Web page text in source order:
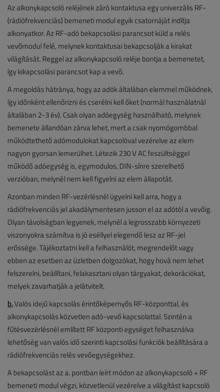
Az alkonykapcsoló reléjének záró kontaktusa egy univerzális RF-
(rádiófrekvenciás) bemeneti modul egyik csatornáját indítja
alkonyatkor. Az RF-adó bekapcsolási parancsot küld a relés
vevőmodul felé, melynek kontaktusai bekapcsolják a kirakat
világítását. Reggel az alkonykapcsoló reléje bontja a bemenetet,
így kikapcsolási parancsot kap a vevő.
A megoldás hátránya, hogy az adók általában elemmel működnek,
így időnként ellenőrizni és cserélni kell őket (normál használatnál
általában 2-3 év). Csak olyan adóegység használható, melynek
bemenete állandóan zárva lehet, mert a csak nyomógombbal
működtethető adómodulokat kapcsolóval vezérelve az elem
nagyon gyorsan lemerülhet. Létezik 230 V AC feszültséggel
működő adóegység is, egymodulos, DIN-sínre szerelhető
verzióban, melynél nem kell figyelni az elem állapotát.
Azonban minden RF-vezérlésnél ügyelni kell arra, hogy a
rádiófrekvenciás jel akadálymentesen jusson el az adótól a vevőig.
Olyan távolságban legyenek, melynél a legrosszabb környezeti
viszonyokra számítva is jó eséllyel elegendő lesz az RF-jel
erőssége. Tájékoztatni kell a felhasználót, megrendelőt vagy
ebben az esetben az üzletben dolgozókat, hogy hová nem lehet
felszerelni, beállítani, felakasztani olyan tárgyakat, dekorációkat,
melyek zavarhatják a jelátvitelt.
b.Valós idejű kapcsolás érintőképernyős RF-központtal, és
alkonykapcsolás közvetlen adó-vevő kapcsolattal. Szintén a
fűtésvezérlésnél említett RF központi egységet felhasználva
lehetőség van valós idő szerinti kapcsolási funkciók beállítására a
rádiófrekvenciás relés vevőegységekhez.
A bekapcsolást az a. pontban leírt módon az alkonykapcsoló + RF
bemeneti modul végzi, közvetlenül vezérelve a világítást kapcsoló